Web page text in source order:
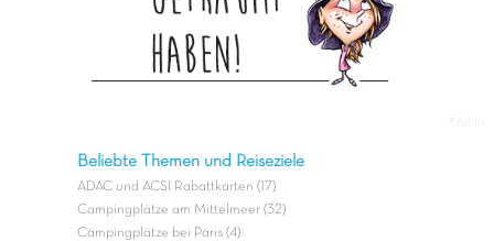
Beliebte Themen und Reiseziele
ADAC und ACSI Rabattkarten (17)
Campingplätze am Mittelmeer (32)
Campingplätze bei Paris (4)